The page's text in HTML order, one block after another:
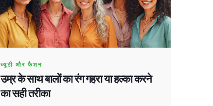
ब्यूटी और फैशन
उम्र के साथ बालों का रंग गहरा या हल्का करने
का सही तरीका